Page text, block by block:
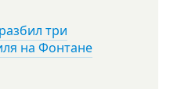
разбил три
на Фонтане